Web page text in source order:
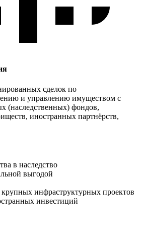
сделок по
и управлению имуществом с
(наследственных) фондов,
иностранных партнёрств,
в наследство
выгодой
инфраструктурных проектов
инвестиций